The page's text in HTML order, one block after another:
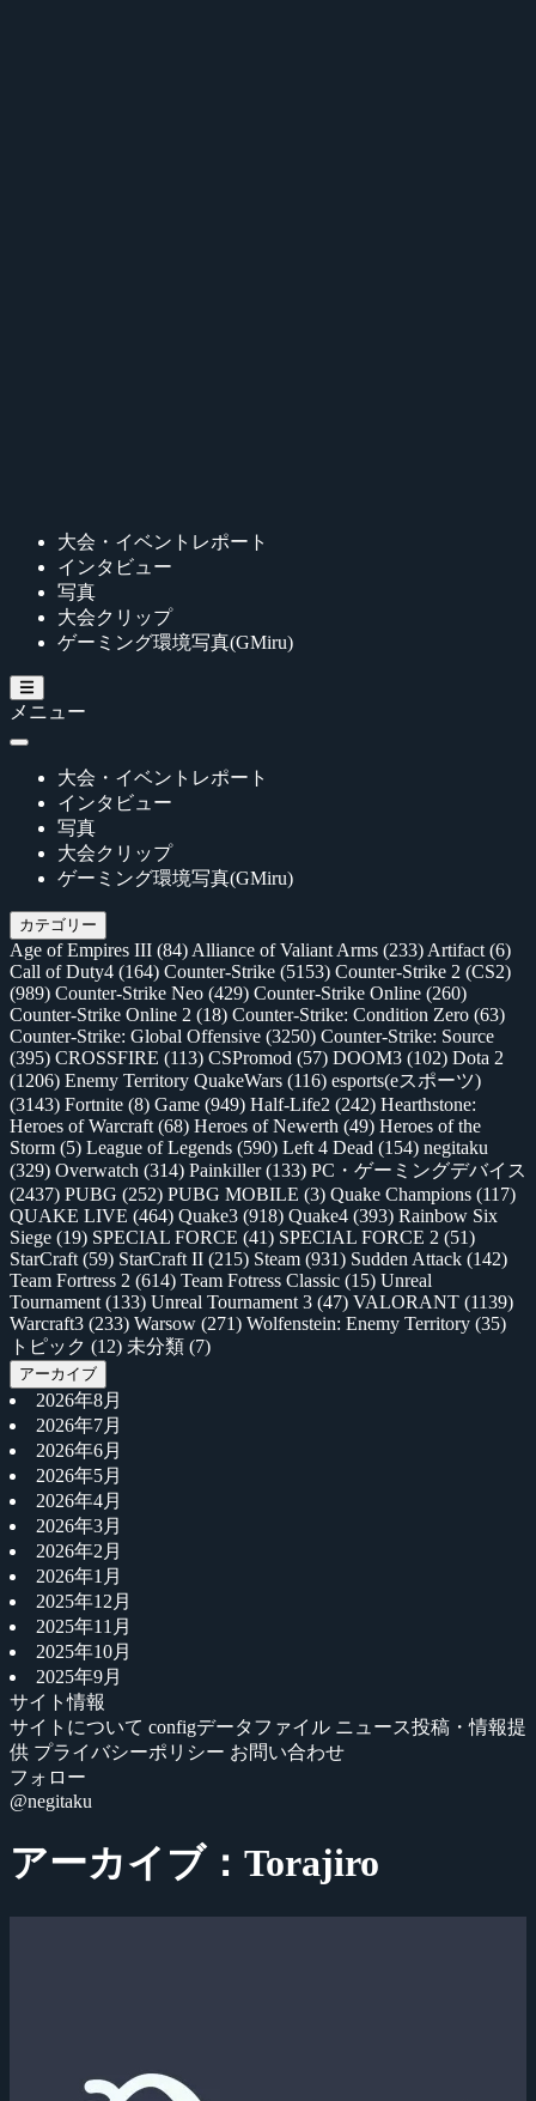
大会・イベントレポート
インタビュー
写真
大会クリップ
ゲーミング環境写真(GMiru)
メニュー
大会・イベントレポート
インタビュー
写真
大会クリップ
ゲーミング環境写真(GMiru)
カテゴリー
Age of Empires III (84) Alliance of Valiant Arms (233) Artifact (6)
Call of Duty4 (164) Counter-Strike (5153) Counter-Strike 2 (CS2)
(989) Counter-Strike Neo (429) Counter-Strike Online (260)
Counter-Strike Online 2 (18) Counter-Strike: Condition Zero (63)
Counter-Strike: Global Offensive (3250) Counter-Strike: Source
(395) CROSSFIRE (113) CSPromod (57) DOOM3 (102) Dota 2
(1206) Enemy Territory QuakeWars (116) esports(eスポーツ)
(3143) Fortnite (8) Game (949) Half-Life2 (242) Hearthstone:
Heroes of Warcraft (68) Heroes of Newerth (49) Heroes of the
Storm (5) League of Legends (590) Left 4 Dead (154) negitaku
(329) Overwatch (314) Painkiller(133) PC・ゲーミングデバイス
(2437) PUBG (252) PUBG MOBILE (3) Quake Champions (117)
QUAKE LIVE (464) Quake3 (918) Quake4 (393) Rainbow Six
Siege (19) SPECIAL FORCE (41) SPECIAL FORCE 2 (51)
StarCraft (59) StarCraft II (215) Steam (931) Sudden Attack (142)
Team Fortress 2 (614) Team Fotress Classic (15) Unreal
Tournament (133) Unreal Tournament 3 (47) VALORANT (1139)
Warcraft3 (233) Warsow (271) Wolfenstein: Enemy Territory (35)
トピック (12) 未分類 (7)
アーカイブ
2026年8月
2026年7月
2026年6月
2026年5月
2026年4月
2026年3月
2026年2月
2026年1月
2025年12月
2025年11月
2025年10月
2025年9月
サイト情報
サイトについて configデータファイル ニュース投稿・情報提
供 プライバシーポリシー お問い合わせ
フォロー
@negitaku
アーカイブ：Torajiro